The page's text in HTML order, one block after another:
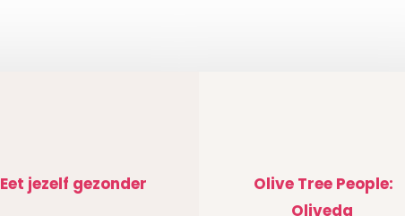
Eet jezelf gezonder
Olive Tree People:
Oliveda